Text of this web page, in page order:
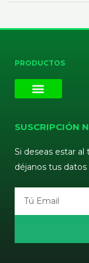
PRODUCTOS
SUSCRIPCIÓN
Si deseas estar
déjanos tus